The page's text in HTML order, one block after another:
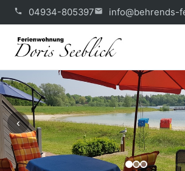
04934-805397 info@behrends-
‹